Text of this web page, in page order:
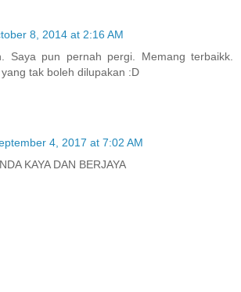
8, 2014 at 2:16 AM
Saya pun pernah pergi. Memang terbaikk.
tak boleh dilupakan :D
4, 2017 at 7:02 AM
KAYA DAN BERJAYA